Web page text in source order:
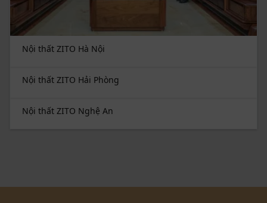
Nội thất ZITO Hà Nội
Nội thất ZITO Hải Phòng
Nội thất ZITO Nghệ An